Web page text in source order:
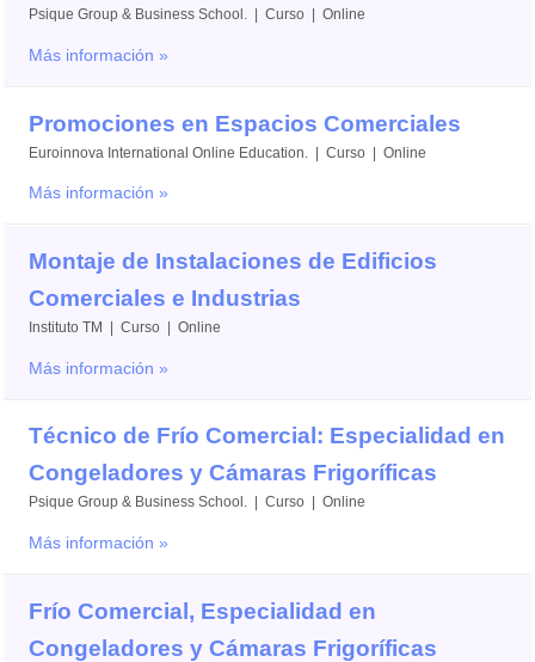
Psique Group & Business School. | Curso | Online
Más información »
Promociones en Espacios Comerciales
Euroinnova International Online Education. | Curso | Online
Más información »
Montaje de Instalaciones de Edificios
Comerciales e Industrias
Instituto TM | Curso | Online
Más información »
Técnico de Frío Comercial: Especialidad en
Congeladores y Cámaras Frigoríficas
Psique Group & Business School. | Curso | Online
Más información »
Frío Comercial, Especialidad en
Congeladores y Cámaras Frigoríficas